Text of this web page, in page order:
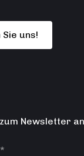
Sie uns!
Newsletter